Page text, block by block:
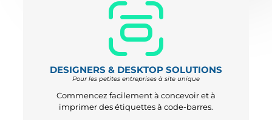
DESIGNERS & DESKTOP SOLUTIONS
Pour les petites entreprises à site unique
Commencez facilement à concevoir et à
imprimer des étiquettes à code-barres.